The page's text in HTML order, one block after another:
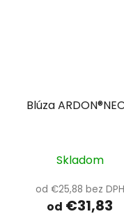
Blúza
Skladom
od €25,88 bez DPH
od €31,83